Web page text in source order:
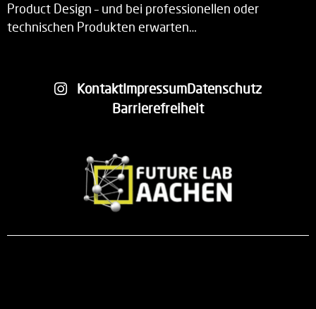
Product Design – und bei professionellen oder
technischen Produkten erwarten…
KontaktImpressumDatenschutz
Barrierefreiheit